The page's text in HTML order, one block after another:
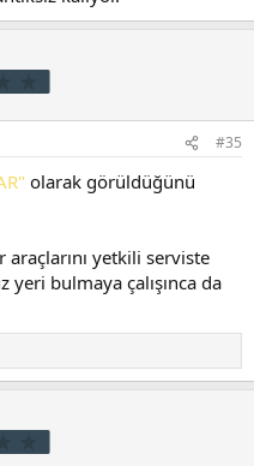
#35
olarak görüldüğünü
araçlarını yetkili serviste
yeri bulmaya çalışınca da